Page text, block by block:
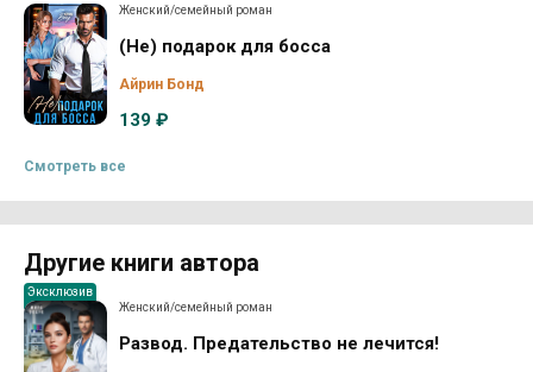
Женский/семейный роман
(Не) подарок для босса
Айрин Бонд
139 ₽
Смотреть все
Другие книги автора
Эксклюзив
Женский/семейный роман
Развод. Предательство не лечится!